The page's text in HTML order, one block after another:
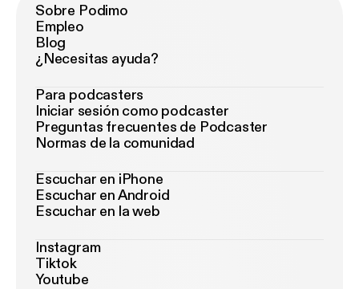
Sobre Podimo
Empleo
Blog
¿Necesitas ayuda?
Para podcasters
Iniciar sesión como podcaster
Preguntas frecuentes de Podcaster
Normas de la comunidad
Escuchar en iPhone
Escuchar en Android
Escuchar en la web
Instagram
Tiktok
Youtube